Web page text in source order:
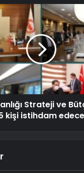
Strateji ve
kişi istihdam